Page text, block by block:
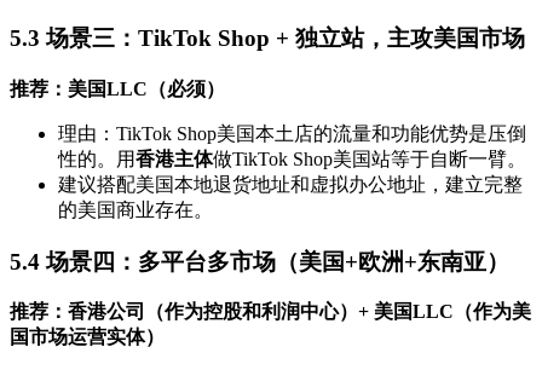
5.3 场景三：TikTok Shop + 独立站，主攻美国市场
推荐：美国LLC（必须）
理由：TikTok Shop美国本土店的流量和功能优势是压倒
性的。用香港主体做TikTok Shop美国站等于自断一臂。
建议搭配美国本地退货地址和虚拟办公地址，建立完整
的美国商业存在。
5.4 场景四：多平台多市场（美国+欧洲+东南亚）
推荐：香港公司（作为控股和利润中心）+ 美国LLC（作为美
国市场运营实体）